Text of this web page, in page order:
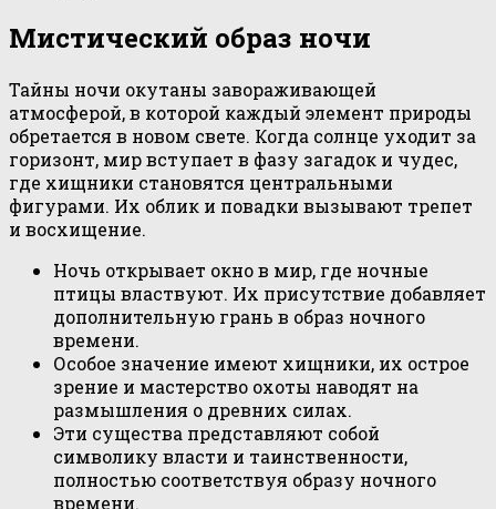
Мистический образ ночи
Тайны ночи окутаны завораживающей
атмосферой, в которой каждый элемент природы
обретается в новом свете. Когда солнце уходит за
горизонт, мир вступает в фазу загадок и чудес,
где хищники становятся центральными
фигурами. Их облик и повадки вызывают трепет
и восхищение.
Ночь открывает окно в мир, где ночные
птицы властвуют. Их присутствие добавляет
дополнительную грань в образ ночного
времени.
Особое значение имеют хищники, их острое
зрение и мастерство охоты наводят на
размышления о древних силах.
Эти существа представляют собой
символику власти и таинственности,
полностью соответствуя образу ночного
времени.